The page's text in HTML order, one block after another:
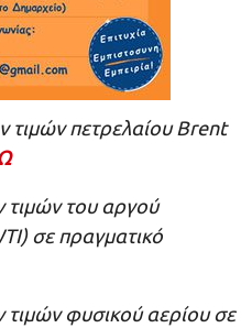
τιμών πετρελαίου Brent
τιμών του αργού
σε πραγματικό
τιμών φυσικού αερίου σε